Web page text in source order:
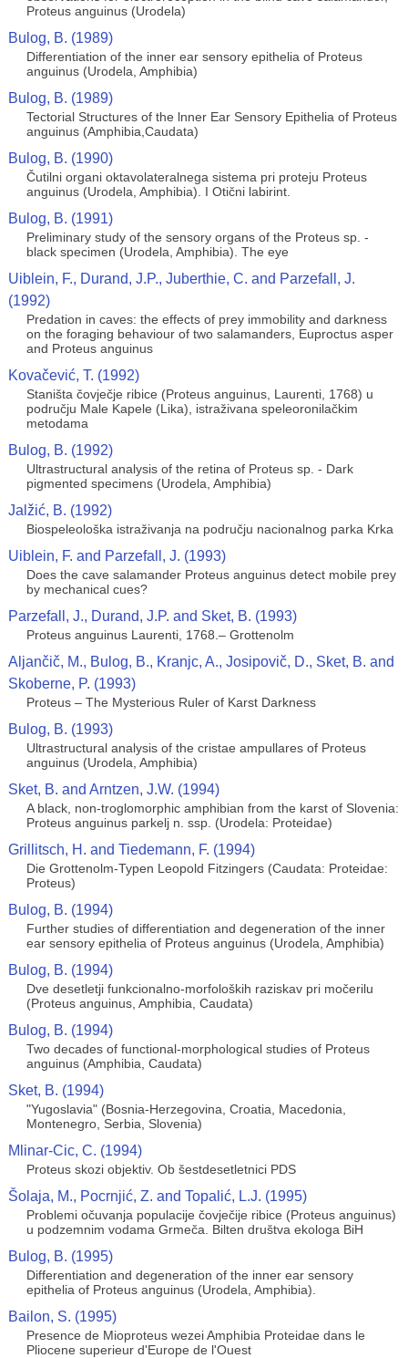
Proteus anguinus (Urodela)
Bulog, B. (1989)
Differentiation of the inner ear sensory epithelia of Proteus
anguinus (Urodela, Amphibia)
Bulog, B. (1989)
Tectorial Structures of the lnner Ear Sensory Epithelia of Proteus
anguinus (Amphibia,Caudata)
Bulog, B. (1990)
Čutilni organi oktavolateralnega sistema pri proteju Proteus
anguinus (Urodela, Amphibia). I Otični labirint.
Bulog, B. (1991)
Preliminary study of the sensory organs of the Proteus sp. -
black specimen (Urodela, Amphibia). The eye
Uiblein, F., Durand, J.P., Juberthie, C. and Parzefall, J.
(1992)
Predation in caves: the effects of prey immobility and darkness
on the foraging behaviour of two salamanders, Euproctus asper
and Proteus anguinus
Kovačević, T. (1992)
Staništa čovječje ribice (Proteus anguinus, Laurenti, 1768) u
području Male Kapele (Lika), istraživana speleoronilačkim
metodama
Bulog, B. (1992)
Ultrastructural analysis of the retina of Proteus sp. - Dark
pigmented specimens (Urodela, Amphibia)
Jalžić, B. (1992)
Biospeleološka istraživanja na području nacionalnog parka Krka
Uiblein, F. and Parzefall, J. (1993)
Does the cave salamander Proteus anguinus detect mobile prey
by mechanical cues?
Parzefall, J., Durand, J.P. and Sket, B. (1993)
Proteus anguinus Laurenti, 1768.– Grottenolm
Aljančič, M., Bulog, B., Kranjc, A., Josipovič, D., Sket, B. and
Skoberne, P. (1993)
Proteus – The Mysterious Ruler of Karst Darkness
Bulog, B. (1993)
Ultrastructural analysis of the cristae ampullares of Proteus
anguinus (Urodela, Amphibia)
Sket, B. and Arntzen, J.W. (1994)
A black, non-troglomorphic amphibian from the karst of Slovenia:
Proteus anguinus parkelj n. ssp. (Urodela: Proteidae)
Grillitsch, H. and Tiedemann, F. (1994)
Die Grottenolm-Typen Leopold Fitzingers (Caudata: Proteidae:
Proteus)
Bulog, B. (1994)
Further studies of differentiation and degeneration of the inner
ear sensory epithelia of Proteus anguinus (Urodela, Amphibia)
Bulog, B. (1994)
Dve desetletji funkcionalno-morfoloških raziskav pri močerilu
(Proteus anguinus, Amphibia, Caudata)
Bulog, B. (1994)
Two decades of functional-morphological studies of Proteus
anguinus (Amphibia, Caudata)
Sket, B. (1994)
"Yugoslavia" (Bosnia-Herzegovina, Croatia, Macedonia,
Montenegro, Serbia, Slovenia)
Mlinar-Cic, C. (1994)
Proteus skozi objektiv. Ob šestdesetletnici PDS
Šolaja, M., Pocrnjić, Z. and Topalić, L.J. (1995)
Problemi očuvanja populacije čovječije ribice (Proteus anguinus)
u podzemnim vodama Grmeča. Bilten društva ekologa BiH
Bulog, B. (1995)
Differentiation and degeneration of the inner ear sensory
epithelia of Proteus anguinus (Urodela, Amphibia).
Bailon, S. (1995)
Presence de Mioproteus wezei Amphibia Proteidae dans le
Pliocene superieur d'Europe de l'Ouest